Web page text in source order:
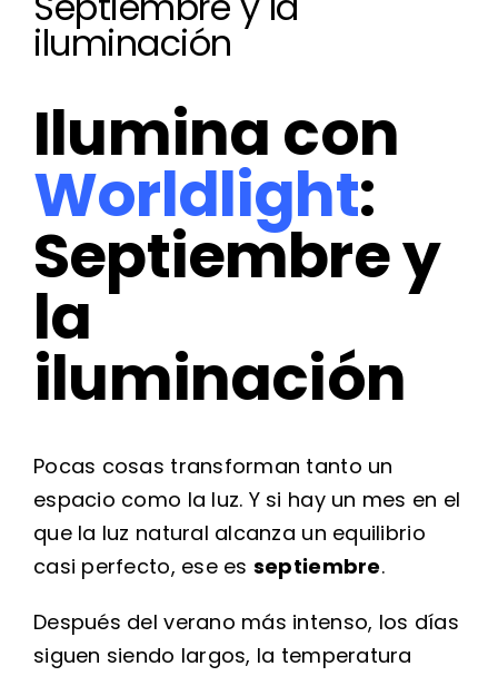
iluminación
Ilumina con
Worldlight:
Septiembre y
la
iluminación
Pocas cosas transforman tanto un
espacio como la luz. Y si hay un mes en el
que la luz natural alcanza un equilibrio
casi perfecto, ese es septiembre.
Después del verano más intenso, los días
siguen siendo largos, la temperatura